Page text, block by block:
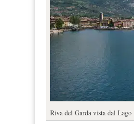
Riva del Garda vista dal Lago